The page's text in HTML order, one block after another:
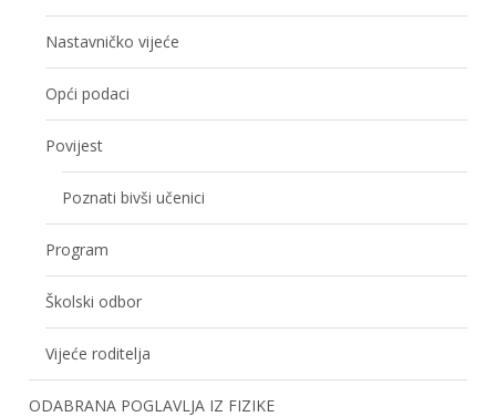
Nastavničko vijeće
Opći podaci
Povijest
Poznati bivši učenici
Program
Školski odbor
Vijeće roditelja
ODABRANA POGLAVLJA IZ FIZIKE